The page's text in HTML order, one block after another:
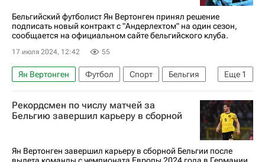
Бельгийский футболист Ян Вертонген принял решение
подписать новый контракт с "Андерлехтом" на один сезон,
сообщается на официальном сайте бельгийского клуба.
17 июля 2024, 12:42 55
Еще 1
Ян Вертонген Футбол Спорт
Бельгия
Андерлехт
Рекордсмен по числу матчей за
Бельгию завершил карьеру в сборной
Ян Вертонген завершил карьеру в сборной Бельгии после
вылета команды с чемпионата Европы 2024 года в Германии,